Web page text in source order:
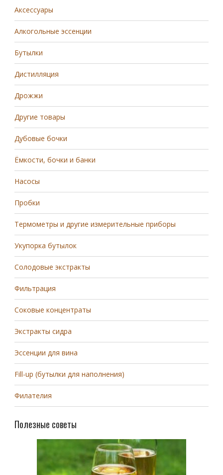
Аксессуары
Алкогольные эссенции
Бутылки
Дистилляция
Дрожжи
Другие товары
Дубовые бочки
Ёмкости, бочки и банки
Насосы
Пробки
Термометры и другие измерительные приборы
Укупорка бутылок
Солодовые экстракты
Фильтрация
Соковые концентраты
Экстракты сидра
Эссенции для вина
Fill-up (бутылки для наполнения)
Филателия
Полезные советы